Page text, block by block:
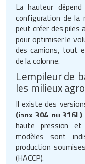
La hauteur
configuration de la
peut créer des piles
pour optimiser le
des camions, tout
de la colonne.
L'empileur de
les milieux
Il existe des
(inox 304 ou 316L)
haute pression et
modèles sont
production
(HACCP).